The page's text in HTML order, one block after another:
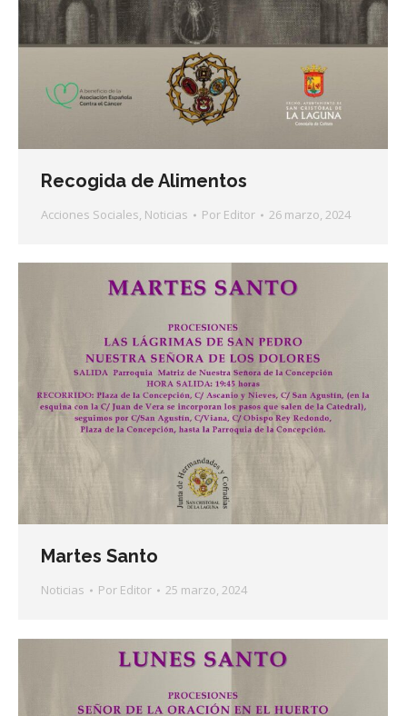
Recogida de Alimentos
Acciones Sociales, Noticias Por Editor 26 marzo, 2024
Martes Santo
Noticias Por Editor 25 marzo, 2024